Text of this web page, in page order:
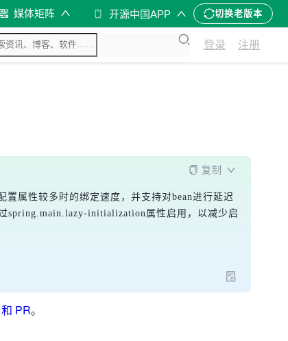
媒体矩阵 开源中国APP 切换老版本
登录 注册
复制
属性较多时的绑定速度，并支持对bean进行延迟
spring.main.lazy-initialization属性启用，以减少启
PR。